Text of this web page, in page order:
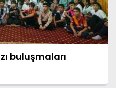
buluşmaları